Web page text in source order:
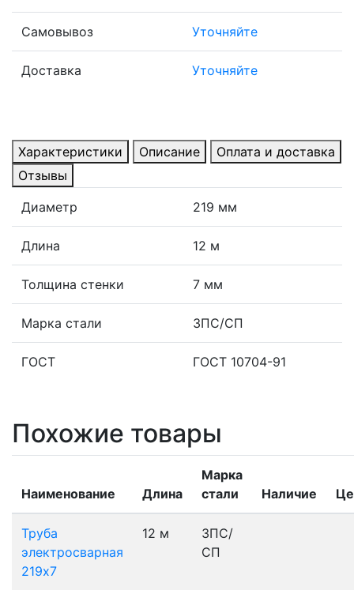
Самовывоз Уточняйте
Доставка Уточняйте
Характеристики Описание
Оплата и доставка
Отзывы
Диаметр
219 мм
Длина 12 м
Толщина стенки 7 мм
Марка стали 3ПС/СП
ГОСТ ГОСТ 10704-91
Похожие товары
Наименование Длина
Марка
стали
Наличие
Труба
электросварная
219х7
12 м
3ПС/
СП